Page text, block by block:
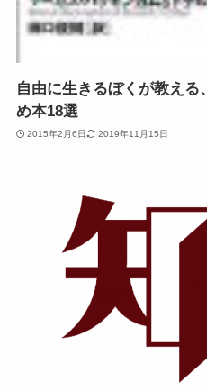
自由に生きるぼくが教え
め本18選
2015年2月6日 2019年11月15日